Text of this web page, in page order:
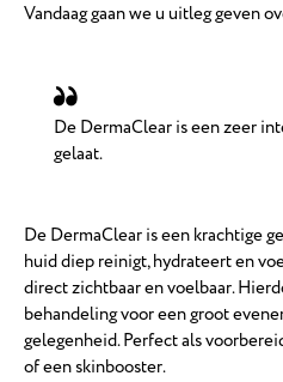
Vandaag gaan we u uitleg geven
De DermaClear is een zeer
gelaat.
De DermaClear is een krachtige
huid diep reinigt, hydrateert en
direct zichtbaar en voelbaar.
behandeling voor een groot
gelegenheid. Perfect als
of een skinbooster.